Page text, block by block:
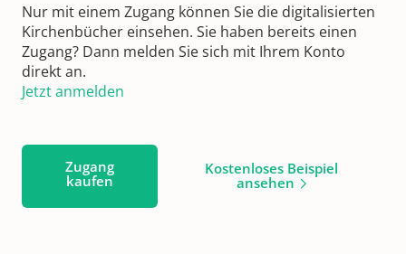
Nur mit einem Zugang können Sie die digitalisierten
Kirchenbücher einsehen. Sie haben bereits einen
Zugang? Dann melden Sie sich mit Ihrem Konto
direkt an.
Jetzt anmelden
Zugang
kaufen
Kostenloses Beispiel
ansehen